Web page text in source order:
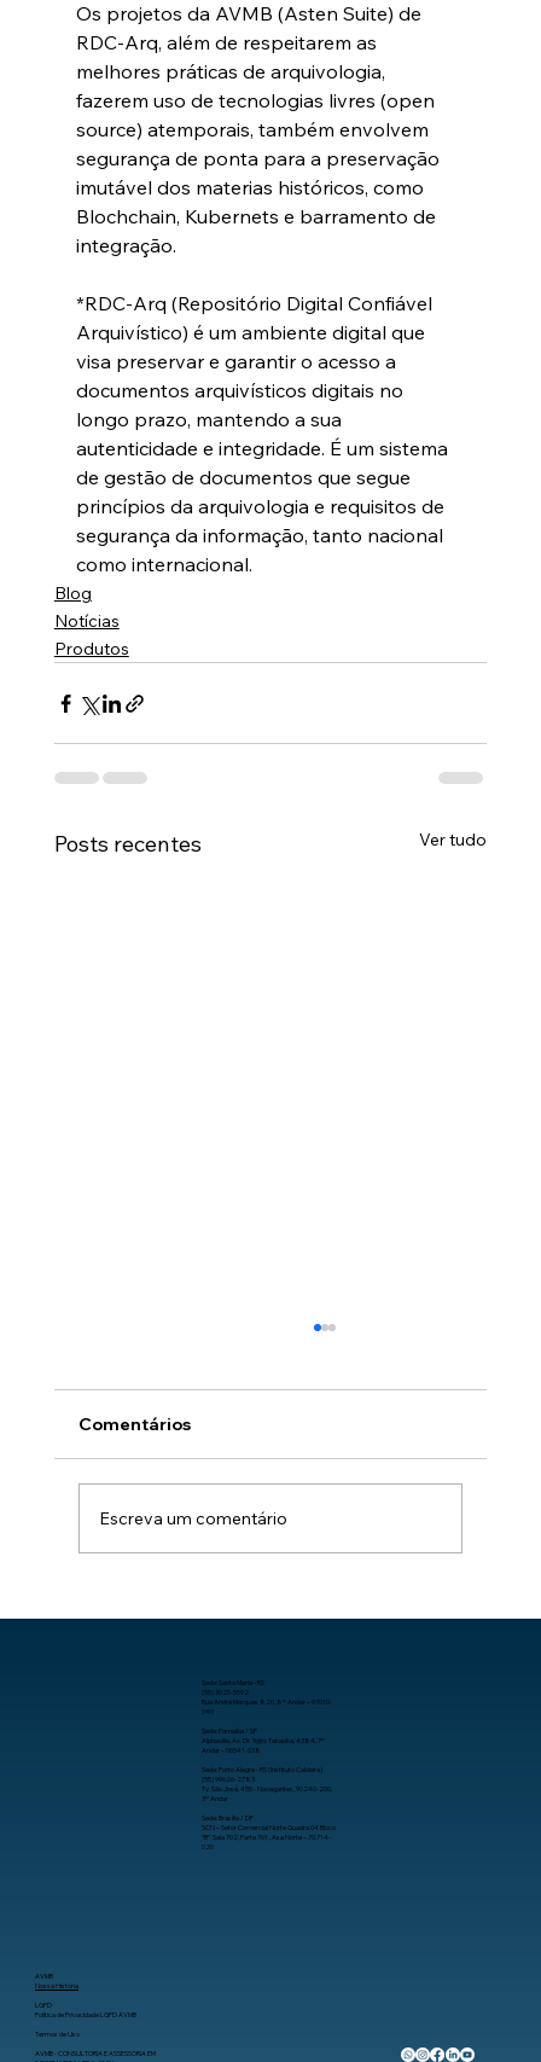
Os projetos da AVMB (Asten Suite) de
RDC-Arq, além de respeitarem as
melhores práticas de arquivologia,
fazerem uso de tecnologias livres (open
source) atemporais, também envolvem
segurança de ponta para a preservação
imutável dos materias históricos, como
Blochchain, Kubernets e barramento de
integração.
*RDC-Arq (Repositório Digital Confiável
Arquivístico) é um ambiente digital que
visa preservar e garantir o acesso a
documentos arquivísticos digitais no
longo prazo, mantendo a sua
autenticidade e integridade. É um sistema
de gestão de documentos que segue
princípios da arquivologia e requisitos de
segurança da informação, tanto nacional
como internacional.
Blog
Notícias
Produtos
Posts recentes Ver tudo
Comentários
Escreva um comentário
Sede: Santa Maria - RS
(55) 3025-5592
Rua André Marques 820, 8º Andar – 97010-
040
Sede: Parnaíba / SP
Alphaville, Av. Dr. Yojiro Takaoka, 4384, 7º
Andar – 06541-038
Sede: Porto Alegre - RS (Instituto Caldeira)
(55) 99626-2783
Tv. São José, 455 - Navegantes, 90240-200,
3º Andar
Sede: Brasília / DF
SCN – Setor Comercial Norte Quadra 04 Bloco
“B” Sala 702, Parte 761 , Asa Norte – 70.714-
020
AVMB
Nossa História
LGPD
Política de Privacidade LGPD AVMB
Termos de Uso
AVMB - CONSULTORIA E ASSESSORIA EM